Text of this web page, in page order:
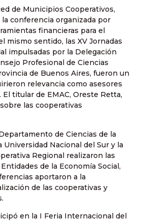
de Municipios Cooperativos,
conferencia organizada por
financieras para el
mismo sentido, las XV Jornadas
impulsadas por la Delegación
Profesional de Ciencias
de Buenos Aires, fueron un
relevancia como asesores
El titular de EMAC, Oreste Retta,
las cooperativas
de Ciencias de la
Nacional del Sur y la
Regional realizaron las
de la Economía Social,
aportaron a la
de las cooperativas y
en la I Feria Internacional del